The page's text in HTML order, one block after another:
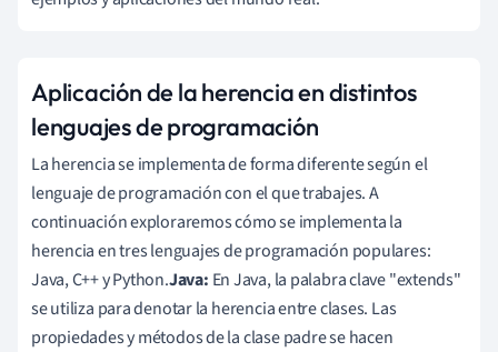
Aplicación de la herencia en distintos
lenguajes de programación
La herencia se implementa de forma diferente según el
lenguaje de programación con el que trabajes. A
continuación exploraremos cómo se implementa la
herencia en tres lenguajes de programación populares:
Java, C++ y Python.Java: En Java, la palabra clave "extends"
se utiliza para denotar la herencia entre clases. Las
propiedades y métodos de la clase padre se hacen